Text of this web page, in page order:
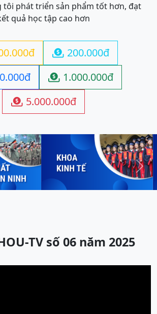
tôi phát triển sản phẩm tốt hơn, đạt
quả học tập cao hơn
 200.000đ
 1.000.000đ
 5.000.000đ
Next
TV số 06 năm 2025